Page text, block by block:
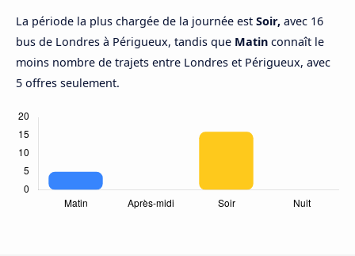
La période la plus chargée de la journée est Soir, avec 16
bus de Londres à Périgueux, tandis que Matin connaît le
moins nombre de trajets entre Londres et Périgueux, avec
5 offres seulement.